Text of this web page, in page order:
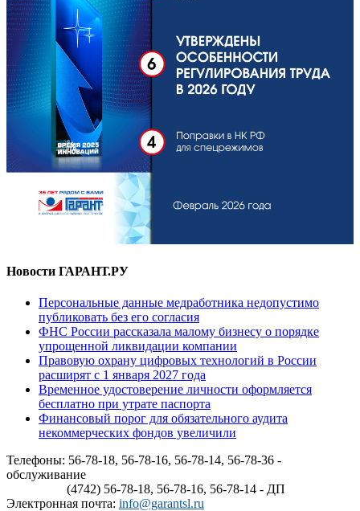
Новости ГАРАНТ.РУ
Персональные данные медработника недопустимо
публиковать без его согласия
ФНС России рассказала малому бизнесу о порядке
упрощенной ликвидации компании
Правовую охрану цифровых технологий в России
расширят с 1 января 2027 года
Временное удостоверение личности оформляется
бесплатно при утрате паспорта
Финансовый порог для обязательного аудита
некоммерческих фондов увеличили
Телефоны: 56-78-18, 56-78-16, 56-78-14, 56-78-36 -
обслуживание
(4742) 56-78-18, 56-78-16, 56-78-14 - ДП
Электронная почта: info@garantsl.ru